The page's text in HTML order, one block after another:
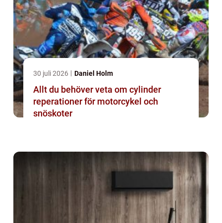
30 juli 2026 Daniel Holm
Allt du behöver veta om cylinder
reperationer för motorcykel och
snöskoter